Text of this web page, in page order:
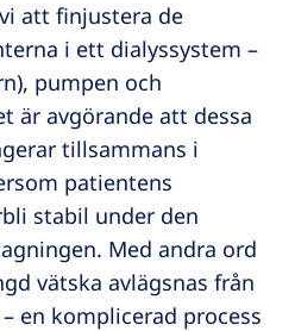
att finjustera de
i ett dialyssystem –
pumpen och
är avgörande att dessa
tillsammans i
patientens
stabil under den
Med andra ord
vätska avlägsnas från
en komplicerad process